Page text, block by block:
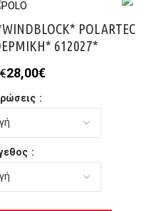
POLARTEC
612027*
€Original
was:
33,00€.
28,00€Η